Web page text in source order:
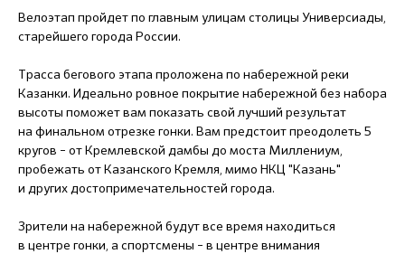
Велоэтап пройдет по главным улицам столицы Универсиады,
старейшего города России.
Трасса бегового этапа проложена по набережной реки
Казанки. Идеально ровное покрытие набережной без набора
высоты поможет вам показать свой лучший результат
на финальном отрезке гонки. Вам предстоит преодолеть 5
кругов – от Кремлевской дамбы до моста Миллениум,
пробежать от Казанского Кремля, мимо НКЦ "Казань"
и других достопримечательностей города.
Зрители на набережной будут все время находиться
в центре гонки, а спортсмены – в центре внимания